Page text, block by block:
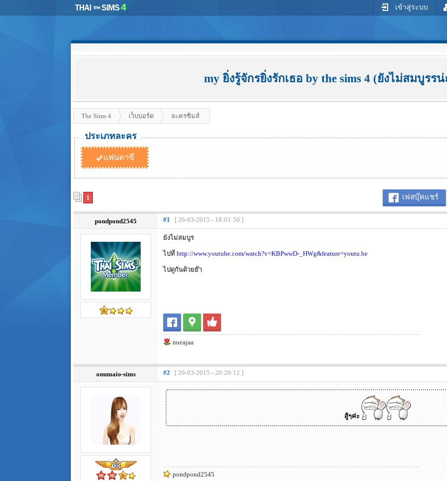
เข้าสู่ระบบ
my ยิ่งรู้จักรยิ่งรักเธอ by the sims 4 (ยังไม่สมบูรรน่
The Sims 4 เว็บบอร์ด ละครซิมส์
ประเภทละคร
แฟนตาซี
เฟสบุ๊คแชร์
1
pondpond2545 #1 [ 26-03-2015 - 18:01:50 ]
ยังไม่สมบูร
ไปที่ http://www.youtube.com/watch?v=KBPwwD-_HWg&feature=youtu.be
ไปดูกันด้วยย๊า
nueajaa
onumaio-sims #2 [ 26-03-2015 - 20:20:12 ]
สู้ๆค่ะ
pondpond2545